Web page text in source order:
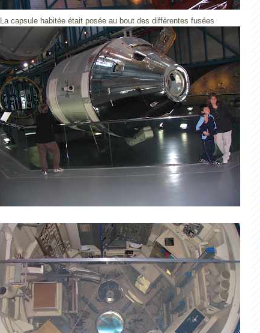
La capsule habitée était posée au bout des différentes fusées